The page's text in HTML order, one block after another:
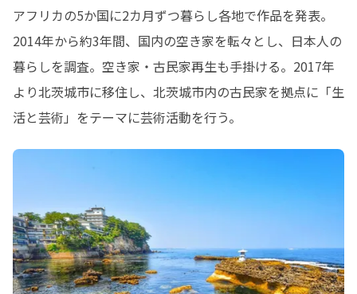
アフリカの5か国に2カ月ずつ暮らし各地で作品を発表。
2014年から約3年間、国内の空き家を転々とし、日本人の
暮らしを調査。空き家・古民家再生も手掛ける。2017年
より北茨城市に移住し、北茨城市内の古民家を拠点に「生
活と芸術」をテーマに芸術活動を行う。